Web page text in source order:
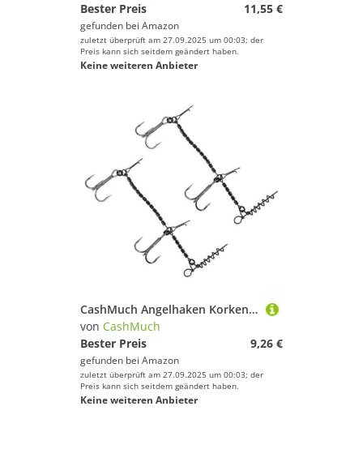
Bester Preis
11,55 €
gefunden bei Amazon
zuletzt überprüft am 27.09.2025 um 00:03; der
Preis kann sich seitdem geändert haben.
Keine weiteren Anbieter
CashMuch Angelhaken Korkenzieher mit Widerhaken, Hecht, Stinger, Edelstahl, 1/0#, 14 cm, 2 Stück
von CashMuch
Bester Preis
9,26 €
gefunden bei Amazon
zuletzt überprüft am 27.09.2025 um 00:03; der
Preis kann sich seitdem geändert haben.
Keine weiteren Anbieter